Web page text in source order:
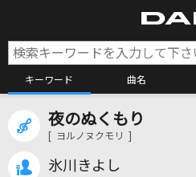
キーワード 曲名
カラオケ
夜のぬくもり
[ ヨルノヌクモリ ]
氷川きよし